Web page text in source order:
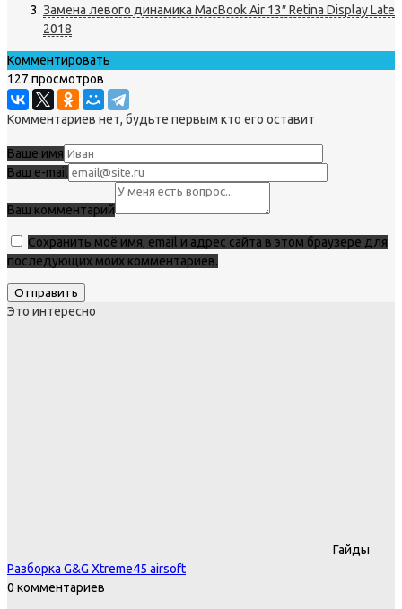
Замена левого динамика MacBook Air 13″ Retina Display Late
2018
Комментировать
127 просмотров
Комментариев нет, будьте первым кто его оставит
Ваше имя
Ваш e-mail
Ваш комментарий
Сохранить моё имя, email и адрес сайта в этом браузере для
последующих моих комментариев.
Это интересно
Гайды
Разборка G&G Xtreme45 airsoft
0 комментариев